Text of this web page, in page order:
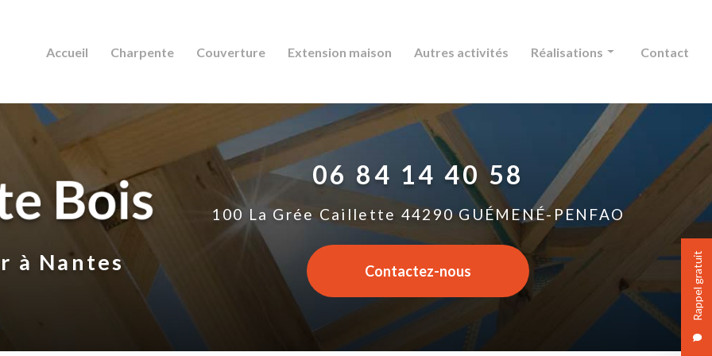
Rappel gratuit
Accueil Charpente Couverture Extension maison Autres activités Réalisations
Couverture
Extension maison
Autres activités
Contact
à Nantes
06 84 14 40 58
100 La Grée Caillette 44290 GUÉMENÉ-PENFAO
Contactez-nous